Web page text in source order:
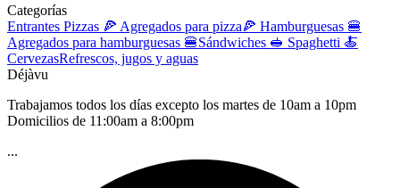
Categorías
Entrantes Pizzas 🍕 Agregados para pizza🍕 Hamburguesas 🍔
Agregados para hamburguesas 🍔Sándwiches 🥪 Spaghetti 🍝
CervezasRefrescos, jugos y aguas
Déjàvu
Trabajamos todos los días excepto los martes de 10am a 10pm
Domicilios de 11:00am a 8:00pm
...